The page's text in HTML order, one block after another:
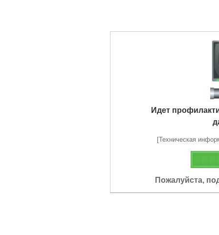
Идет
[Техническая
Пожалуйста,